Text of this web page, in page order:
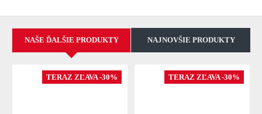
NAŠE ĎALŠIE PRODUKTY NAJNOVŠIE PRODUKTY
TERAZ ZĽAVA -30% TERAZ ZĽAVA -30%